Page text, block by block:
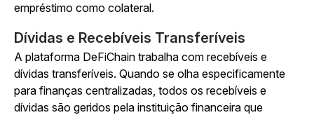
empréstimo como colateral.
Dívidas e Recebíveis Transferíveis
A plataforma DeFiChain trabalha com recebíveis e
dívidas transferíveis. Quando se olha especificamente
para finanças centralizadas, todos os recebíveis e
dívidas são geridos pela instituição financeira que